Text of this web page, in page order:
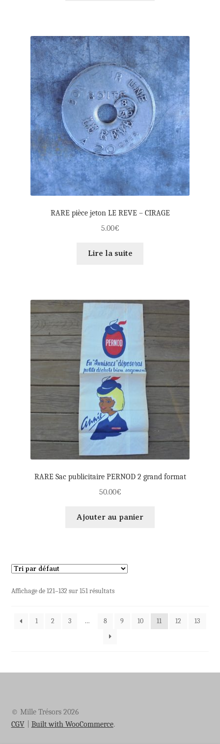
RARE pièce jeton LE REVE – CIRAGE
5.00€
Lire la suite
RARE Sac publicitaire PERNOD 2 grand format
50.00€
Ajouter au panier
Affichage de 121–132 sur 151 résultats
1 2 3 … 8 9 10 11 12 13
© Mille Trésors 2026
CGV
Built with WooCommerce.